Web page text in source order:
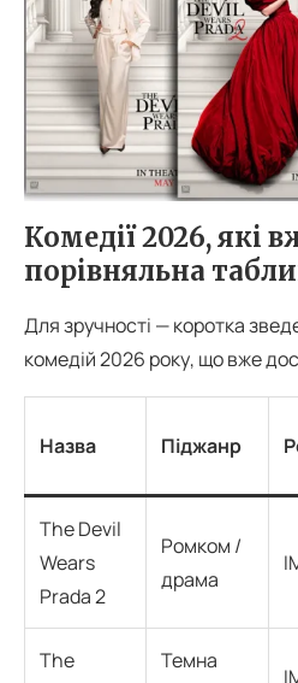
Комедії 2026, які
порівняльна
Для зручності — коротка
комедій 2026 року, що вже
Назва Піджанр
The Devil
Wears
Prada 2
Ромком /
драма
The
Темна